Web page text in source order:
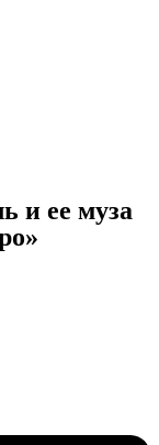
и ее муза